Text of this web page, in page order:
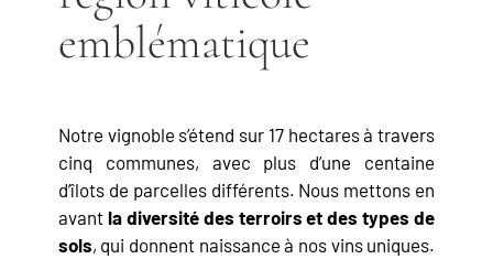
emblématique
Notre vignoble s’étend sur 17 hectares à travers
cinq communes, avec plus d’une centaine
d’îlots de parcelles différents. Nous mettons en
avant la diversité des terroirs et des types de
sols, qui donnent naissance à nos vins uniques.